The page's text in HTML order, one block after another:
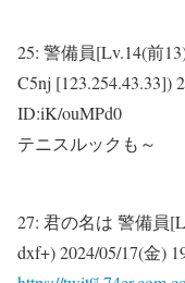
25: 警備員[Lv.14(前
C5nj [123.254.43.33])
ID:iK/ouMPd0
テニスルックも～
27: 君の名は 警備員
dxf+)2024/05/17(金)